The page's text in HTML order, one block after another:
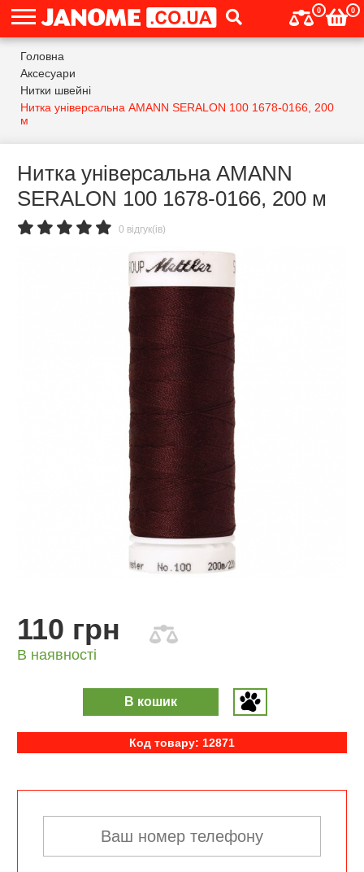
0 0
Головна
Аксесуари
Нитки швейні
Нитка універсальна AMANN SERALON 100 1678-0166, 200
м
Нитка універсальна AMANN
SERALON 100 1678-0166, 200 м
0 відгук(ів)
110 грн
В наявності
В кошик
Код товару: 12871